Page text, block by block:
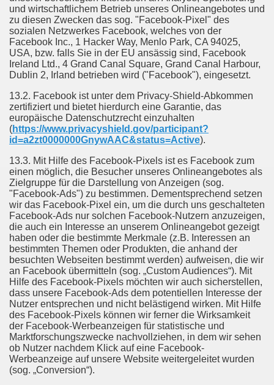
und wirtschaftlichem Betrieb unseres Onlineangebotes und
zu diesen Zwecken das sog. "Facebook-Pixel" des
sozialen Netzwerkes Facebook, welches von der
Facebook Inc., 1 Hacker Way, Menlo Park, CA 94025,
USA, bzw. falls Sie in der EU ansässig sind, Facebook
Ireland Ltd., 4 Grand Canal Square, Grand Canal Harbour,
Dublin 2, Irland betrieben wird ("Facebook"), eingesetzt.
13.2. Facebook ist unter dem Privacy-Shield-Abkommen
zertifiziert und bietet hierdurch eine Garantie, das
europäische Datenschutzrecht einzuhalten
(https://www.privacyshield.gov/participant?
id=a2zt0000000GnywAAC&status=Active).
13.3. Mit Hilfe des Facebook-Pixels ist es Facebook zum
einen möglich, die Besucher unseres Onlineangebotes als
Zielgruppe für die Darstellung von Anzeigen (sog.
"Facebook-Ads") zu bestimmen. Dementsprechend setzen
wir das Facebook-Pixel ein, um die durch uns geschalteten
Facebook-Ads nur solchen Facebook-Nutzern anzuzeigen,
die auch ein Interesse an unserem Onlineangebot gezeigt
haben oder die bestimmte Merkmale (z.B. Interessen an
bestimmten Themen oder Produkten, die anhand der
besuchten Webseiten bestimmt werden) aufweisen, die wir
an Facebook übermitteln (sog. „Custom Audiences“). Mit
Hilfe des Facebook-Pixels möchten wir auch sicherstellen,
dass unsere Facebook-Ads dem potentiellen Interesse der
Nutzer entsprechen und nicht belästigend wirken. Mit Hilfe
des Facebook-Pixels können wir ferner die Wirksamkeit
der Facebook-Werbeanzeigen für statistische und
Marktforschungszwecke nachvollziehen, in dem wir sehen
ob Nutzer nachdem Klick auf eine Facebook-
Werbeanzeige auf unsere Website weitergeleitet wurden
(sog. „Conversion“).